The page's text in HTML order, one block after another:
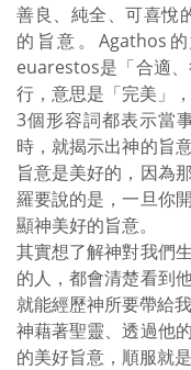
善良、純全、可喜悅
的旨意。Agathos
euarestos是「合適
行，意思是「完美」
3個形容詞都表示當
時，就揭示出神的旨
旨意是美好的，因為
羅要說的是，一旦你
顯神美好的旨意。
其實想了解神對我們
的人，都會清楚看到
就能經歷神所要帶給
神藉著聖靈、透過他
的美好旨意，順服就